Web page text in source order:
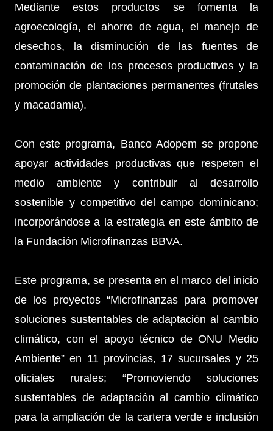
Mediante estos productos se fomenta la
agroecología, el ahorro de agua, el manejo de
desechos, la disminución de las fuentes de
contaminación de los procesos productivos y la
promoción de plantaciones permanentes (frutales
y macadamia).
Con este programa, Banco Adopem se propone
apoyar actividades productivas que respeten el
medio ambiente y contribuir al desarrollo
sostenible y competitivo del campo dominicano;
incorporándose a la estrategia en este ámbito de
la Fundación Microfinanzas BBVA.
Este programa, se presenta en el marco del inicio
de los proyectos “Microfinanzas para promover
soluciones sustentables de adaptación al cambio
climático, con el apoyo técnico de ONU Medio
Ambiente” en 11 provincias, 17 sucursales y 25
oficiales rurales; “Promoviendo soluciones
sustentables de adaptación al cambio climático
para la ampliación de la cartera verde e inclusión